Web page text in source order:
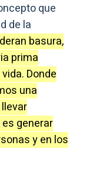
que
de la
basura,
prima
Donde
una
generar
y en los